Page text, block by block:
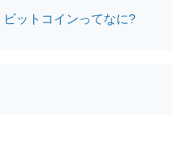
ビットコインってなに?